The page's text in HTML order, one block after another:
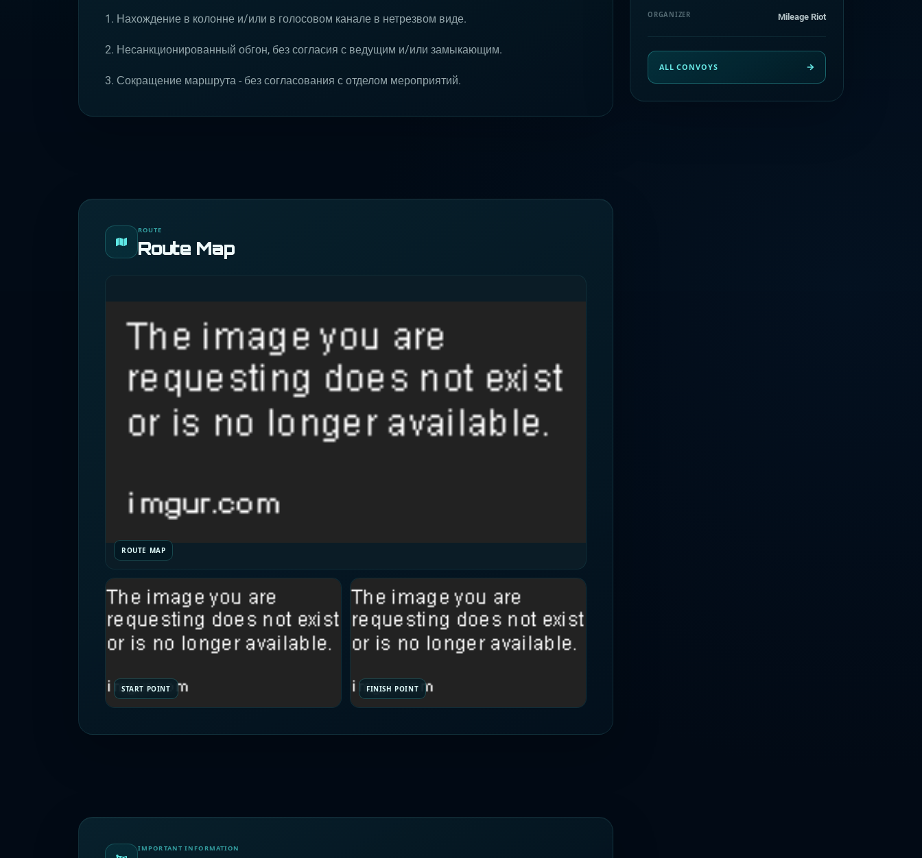
1. Нахождение в колонне и/или в голосовом канале в нетрезвом виде.
2. Несанкционированный обгон, без согласия с ведущим и/или замыкающим.
3. Сокращение маршрута - без согласования с отделом мероприятий.
ROUTE
Route Map
ROUTE MAP
START POINT FINISH POINT
IMPORTANT INFORMATION
ORGANIZER Mileage Riot
ALL CONVOYS